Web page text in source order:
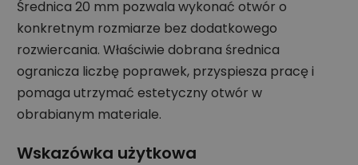
Średnica 20 mm pozwala wykonać otwór o
konkretnym rozmiarze bez dodatkowego
rozwiercania. Właściwie dobrana średnica
ogranicza liczbę poprawek, przyspiesza pracę i
pomaga utrzymać estetyczny otwór w
obrabianym materiale.
Wskazówka użytkowa